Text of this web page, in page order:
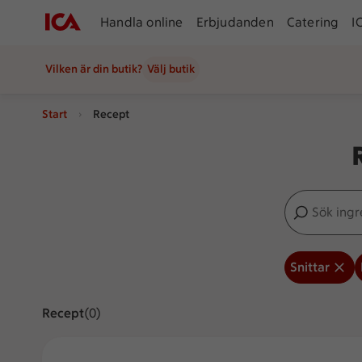
Handla online Erbjudanden Catering
Vilken är din butik? Välj butik
Start Recept
Sök
Inga förslag
Snittar
ReceptVisar 0 stycken
(0)